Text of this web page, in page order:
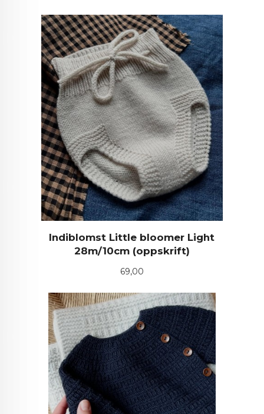
Indiblomst Little bloomer Light
28m/10cm (oppskrift)
Pris
69,00